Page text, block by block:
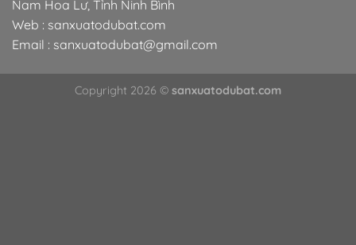
Nam Hoa Lư, Tỉnh Ninh Bình
Web : sanxuatodubat.com
Email : sanxuatodubat@gmail.com
Copyright 2026 © sanxuatodubat.com